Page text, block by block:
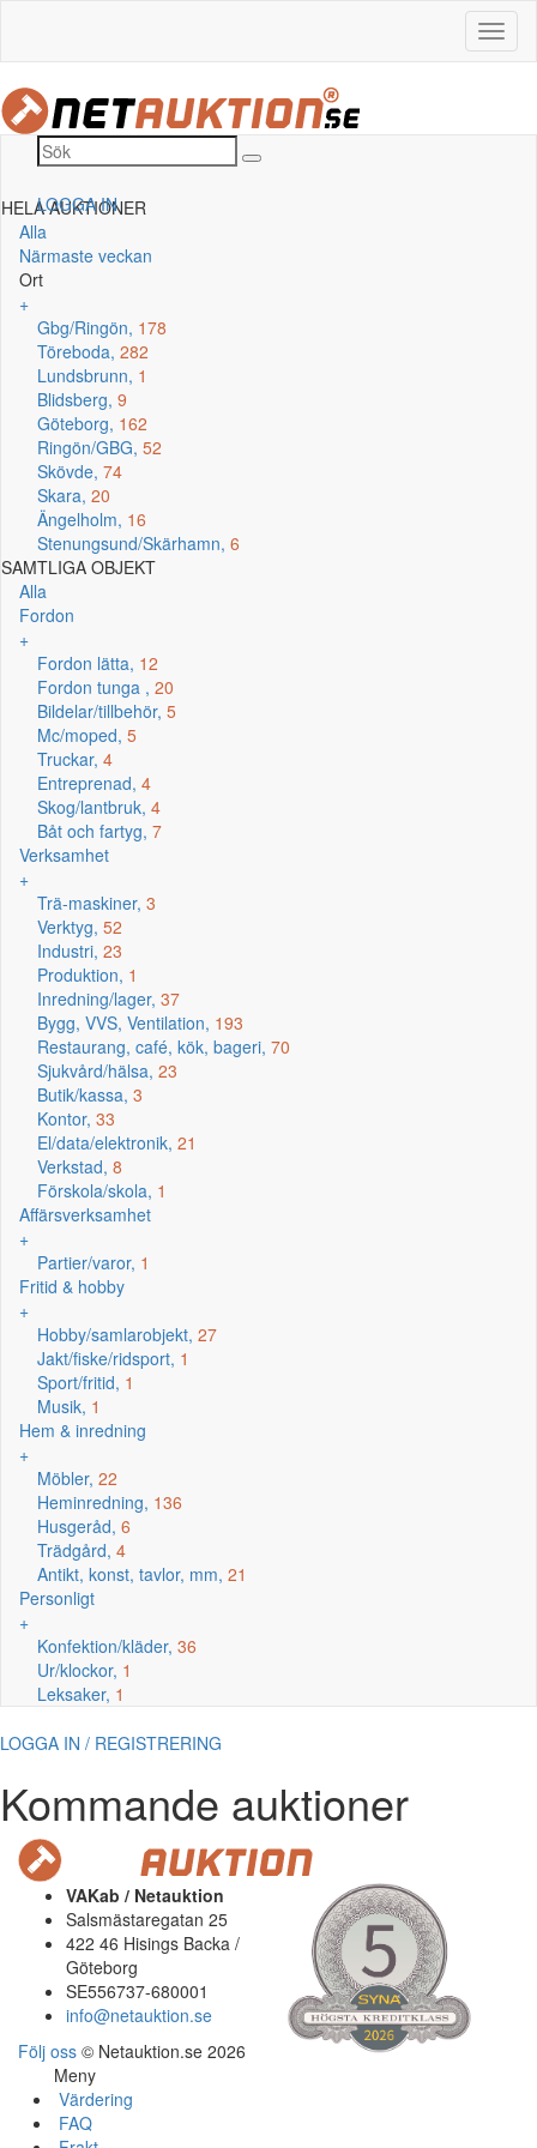
LOGGA IN
HELA AUKTIONER
Alla
Närmaste veckan
Ort
+
Gbg/Ringön, 178
Töreboda, 282
Lundsbrunn, 1
Blidsberg, 9
Göteborg, 162
Ringön/GBG, 52
Skövde, 74
Skara, 20
Ängelholm, 16
Stenungsund/Skärhamn, 6
SAMTLIGA OBJEKT
Alla
Fordon
+
Fordon lätta, 12
Fordon tunga , 20
Bildelar/tillbehör, 5
Mc/moped, 5
Truckar, 4
Entreprenad, 4
Skog/lantbruk, 4
Båt och fartyg, 7
Verksamhet
+
Trä-maskiner, 3
Verktyg, 52
Industri, 23
Produktion, 1
Inredning/lager, 37
Bygg, VVS, Ventilation, 193
Restaurang, café, kök, bageri, 70
Sjukvård/hälsa, 23
Butik/kassa, 3
Kontor, 33
El/data/elektronik, 21
Verkstad, 8
Förskola/skola, 1
Affärsverksamhet
+
Partier/varor, 1
Fritid & hobby
+
Hobby/samlarobjekt, 27
Jakt/fiske/ridsport, 1
Sport/fritid, 1
Musik, 1
Hem & inredning
+
Möbler, 22
Heminredning, 136
Husgeråd, 6
Trädgård, 4
Antikt, konst, tavlor, mm, 21
Personligt
+
Konfektion/kläder, 36
Ur/klockor, 1
Leksaker, 1
LOGGA IN / REGISTRERING
Kommande auktioner
VAKab / Netauktion
Salsmästaregatan 25
422 46 Hisings Backa /
Göteborg
SE556737-680001
info@netauktion.se
Följ oss © Netauktion.se 2026
Meny
Värdering
FAQ